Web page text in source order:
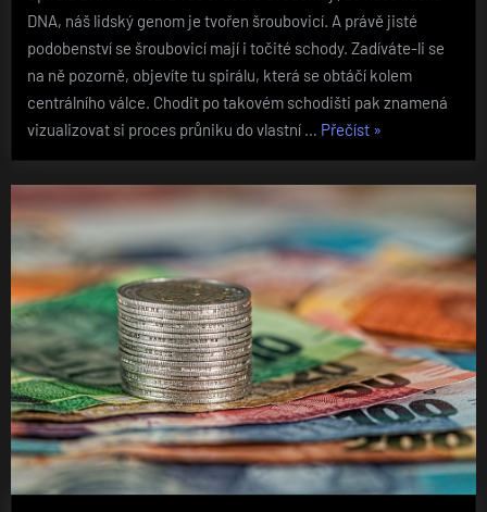
DNA, náš lidský genom je tvořen šroubovicí. A právě jisté
podobenství se šroubovicí mají i točité schody. Zadíváte-li se
na ně pozorně, objevíte tu spirálu, která se obtáčí kolem
centrálního válce. Chodit po takovém schodišti pak znamená
vizualizovat si proces průniku do vlastní … Přečíst„Co
vás
točité
schody“
»